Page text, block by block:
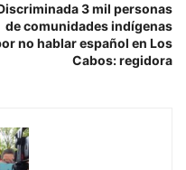
3 mil personas
de comunidades indígenas
no hablar español en Los
Cabos: regidora